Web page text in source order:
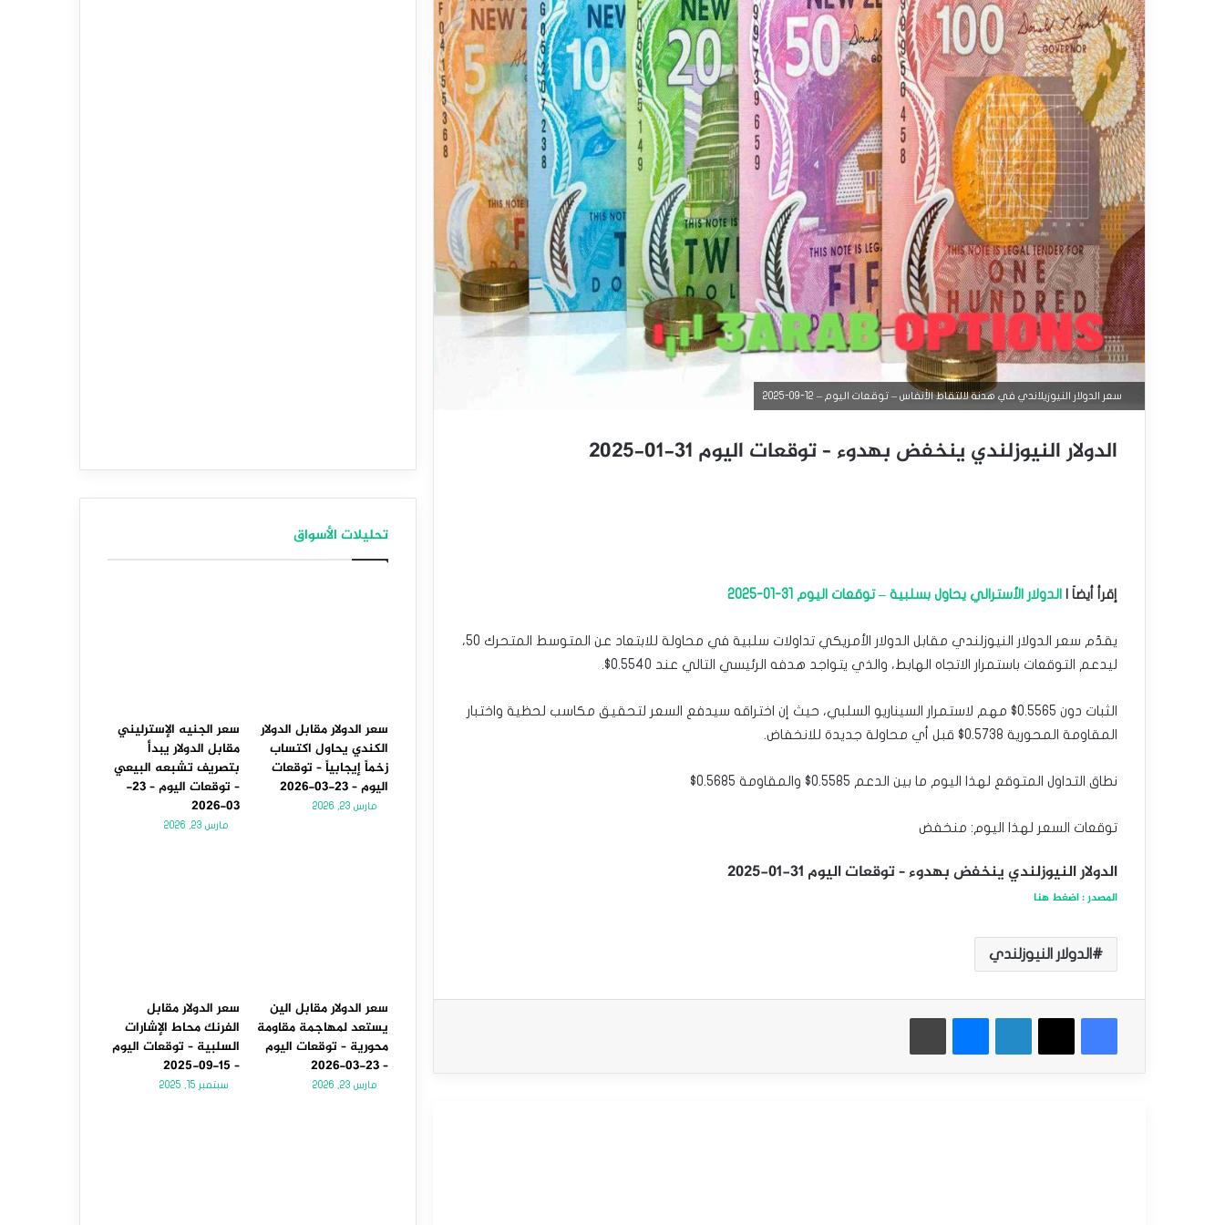
سعر الدولار النيوزيلاندي في هدنة لالتقاط الأنفاس – توقعات اليوم – 12-09-2025
الدولار النيوزلندي ينخفض بهدوء – توقعات اليوم 31-01-2025
إقرأ أيضاَ | الدولار الأسترالي يحاول بسلبية – توقعات اليوم 31-01-2025
يقدّم سعر الدولار النيوزلندي مقابل الدولار الأمريكي تداولات سلبية في محاولة للابتعاد عن المتوسط المتحرك 50،
ليدعم التوقعات باستمرار الاتجاه الهابط، والذي يتواجد هدفه الرئيسي التالي عند 0.5540$.
الثبات دون 0.5565$ مهم لاستمرار السيناريو السلبي، حيث إن اختراقه سيدفع السعر لتحقيق مكاسب لحظية واختبار
المقاومة المحورية 0.5738$ قبل أي محاولة جديدة للانخفاض.
نطاق التداول المتوقع لهذا اليوم ما بين الدعم 0.5585$ والمقاومة 0.5685$
توقعات السعر لهذا اليوم: منخفض
الدولار النيوزلندي ينخفض بهدوء – توقعات اليوم 31-01-2025
المصدر : اضغط هنا
الدولار النيوزلندي
فيسبوك
‫X لينكدإن ماسنجر طباعة
تحليلات الأسواق
سعر الدولار مقابل الدولار
الكندي يحاول اكتساب
زخماً إيجابياً – توقعات
اليوم – 23-03-2026
مارس 23, 2026
سعر الجنيه الإسترليني
مقابل الدولار يبدأ
بتصريف تشبعه البيعي
– توقعات اليوم – 23-
03-2026
مارس 23, 2026
سعر الدولار مقابل الين
يستعد لمهاجمة مقاومة
محورية – توقعات اليوم
– 23-03-2026
مارس 23, 2026
سعر الدولار مقابل
الفرنك محاط الإشارات
السلبية – توقعات اليوم
– 15-09-2025
سبتمبر 15, 2025